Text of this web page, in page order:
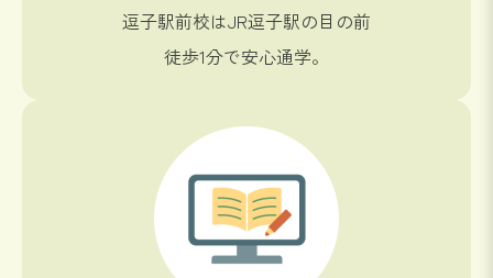
逗子駅前校はJR逗子駅の目の前
徒歩1分で安心通学。